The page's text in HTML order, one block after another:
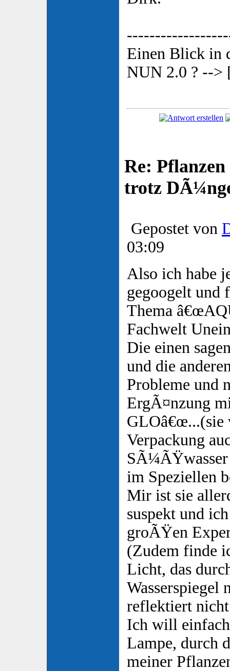
Einen Blick in
NUN 2.0 ? -->
Re:
trotz
Gepostet von
03:09
Also ich habe
gegoogelt und
Thema
Fachwelt
Die einen
und die
Probleme und
ErgÃ¤nzung
GLOâ€œ...(sie
Verpackung
SÃ¼ÃŸwasser
im Speziellen
Mir ist sie
suspekt und
groÃŸen
(Zudem finde
Licht, das
Wasserspiegel
reflektiert
Ich will
Lampe, durch
meiner